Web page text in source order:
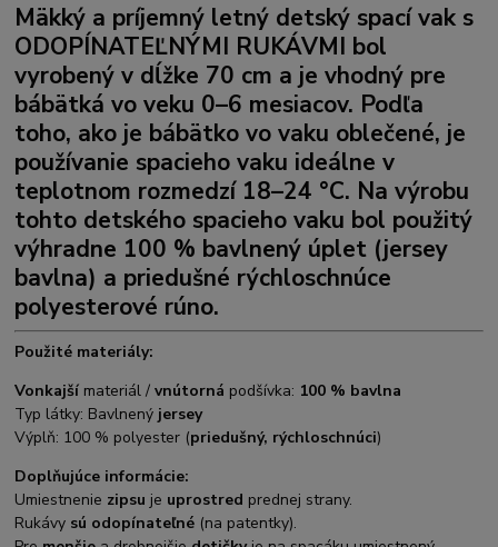
Mäkký a príjemný letný detský spací vak s
ODOPÍNATEĽNÝMI RUKÁVMI bol
vyrobený v dĺžke 70 cm a je vhodný pre
bábätká vo veku 0–6 mesiacov. Podľa
toho, ako je bábätko vo vaku oblečené, je
používanie spacieho vaku ideálne v
teplotnom rozmedzí 18–24 °C. Na výrobu
tohto detského spacieho vaku bol použitý
výhradne 100 % bavlnený úplet (jersey
bavlna) a priedušné rýchloschnúce
polyesterové rúno.
Použité materiály:
Vonkajší materiál /vnútorná podšívka: 100 % bavlna
Typ látky: Bavlnený jersey
Výplň: 100 % polyester (priedušný, rýchloschnúci)
Doplňujúce informácie:
Umiestnenie zipsu je uprostred prednej strany.
Rukávy sú odopínateľné (na patentky).